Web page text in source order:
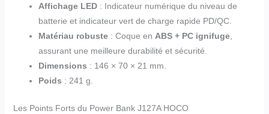
Affichage LED: Indicateur numérique du niveau de
batterie et indicateur vert de charge rapide PD/QC.
Matériau robuste: Coque en ABS + PC ignifuge,
assurant une meilleure durabilité et sécurité.
Dimensions : 146 × 70 × 21 mm.
Poids : 241 g.
Les Points Forts du Power Bank J127A HOCO